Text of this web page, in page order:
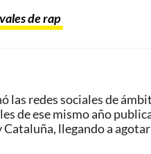
de rap
redes sociales de
de ese mismo año
llegando a